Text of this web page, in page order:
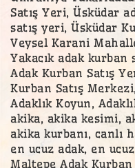
Satış Yeri, Üsküdar
satış yeri, Üsküdar
Veysel Karani
Yakacık adak kurban
Adak Kurban Satış
Kurban Satış
Adaklık Koyun,
akika, akika kesimi,
akika kurbanı, canlı
en ucuz adak, en
Maltepe Adak